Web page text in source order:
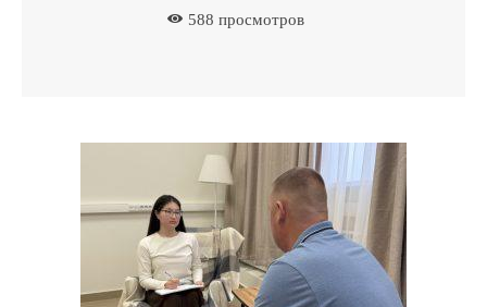
588 просмотров